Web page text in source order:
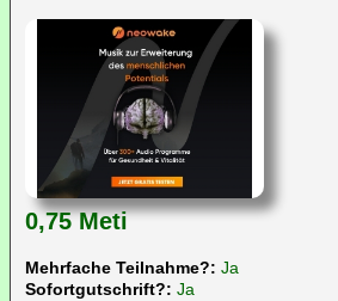
0,75 Meti
Mehrfache Teilnahme?: Ja
Sofortgutschrift?: Ja